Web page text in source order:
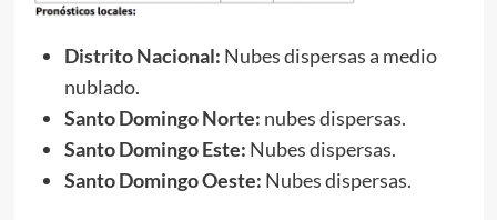
Distrito Nacional: Nubes dispersas a medio
nublado.
Santo Domingo Norte: nubes dispersas.
Santo Domingo Este: Nubes dispersas.
Santo Domingo Oeste: Nubes dispersas.